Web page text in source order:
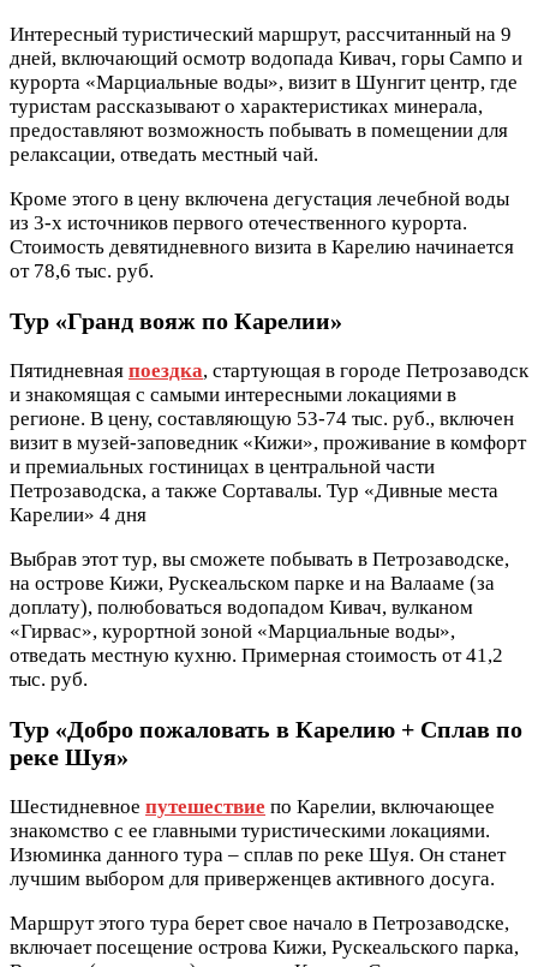
Интересный туристический маршрут, рассчитанный на 9
дней, включающий осмотр водопада Кивач, горы Сампо и
курорта «Марциальные воды», визит в Шунгит центр, где
туристам рассказывают о характеристиках минерала,
предоставляют возможность побывать в помещении для
релаксации, отведать местный чай.
Кроме этого в цену включена дегустация лечебной воды
из 3-х источников первого отечественного курорта.
Стоимость девятидневного визита в Карелию начинается
от 78,6 тыс. руб.
Тур «Гранд вояж по Карелии»
Пятидневная поездка, стартующая в городе Петрозаводск
и знакомящая с самыми интересными локациями в
регионе. В цену, составляющую 53-74 тыс. руб., включен
визит в музей-заповедник «Кижи», проживание в комфорт
и премиальных гостиницах в центральной части
Петрозаводска, а также Сортавалы. Тур «Дивные места
Карелии» 4 дня
Выбрав этот тур, вы сможете побывать в Петрозаводске,
на острове Кижи, Рускеальском парке и на Валааме (за
доплату), полюбоваться водопадом Кивач, вулканом
«Гирвас», курортной зоной «Марциальные воды»,
отведать местную кухню. Примерная стоимость от 41,2
тыс. руб.
Тур «Добро пожаловать в Карелию + Сплав по
реке Шуя»
Шестидневное путешествие по Карелии, включающее
знакомство с ее главными туристическими локациями.
Изюминка данного тура – сплав по реке Шуя. Он станет
лучшим выбором для приверженцев активного досуга.
Маршрут этого тура берет свое начало в Петрозаводске,
включает посещение острова Кижи, Рускеальского парка,